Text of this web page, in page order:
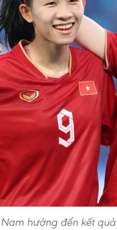
Nam hướng đến kết